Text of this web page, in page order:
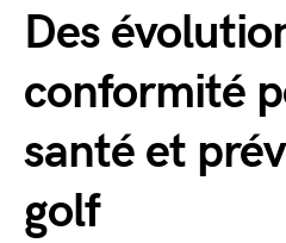
Des
conformité
santé et
golf